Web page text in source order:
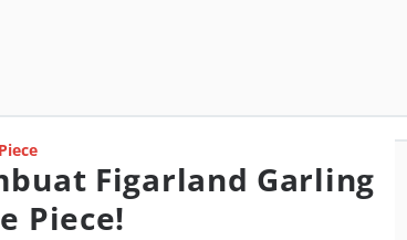
Figarland Garling
Piece!